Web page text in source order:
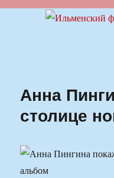
Ильменский
Анна
столице